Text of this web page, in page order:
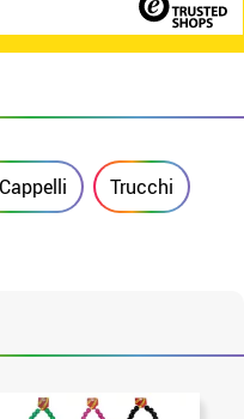
Trucchi